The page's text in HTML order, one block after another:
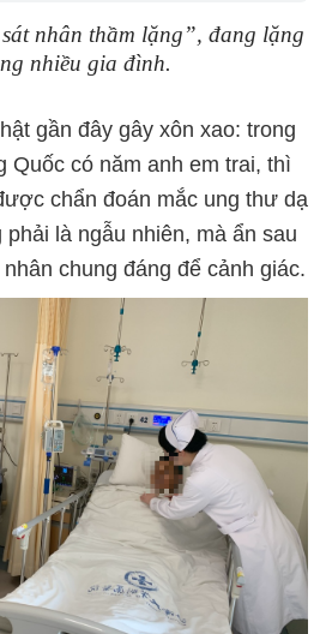
nhân thầm lặng”, đang lặng
nhiều gia đình.
gần đây gây xôn xao: trong
Quốc có năm anh em trai, thì
chẩn đoán mắc ung thư dạ
là ngẫu nhiên, mà ẩn sau
chung đáng để cảnh giác.